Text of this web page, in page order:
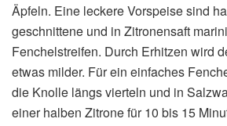
Äpfeln. Eine leckere Vorspeise sind
geschnittene und in Zitronensaft
Fenchelstreifen. Durch Erhitzen wird
etwas milder. Für ein einfaches
die Knolle längs vierteln und in
einer halben Zitrone für 10 bis 15